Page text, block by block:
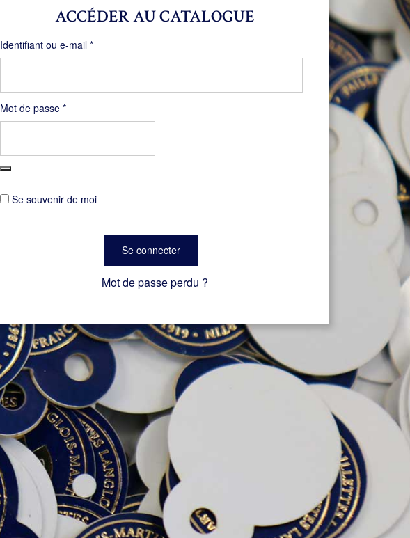
ACCÉDER AU CATALOGUE
Identifiant ou e-mail *Obligatoire
Mot de passe *Obligatoire
Se souvenir de moi
Se connecter
Mot de passe perdu ?